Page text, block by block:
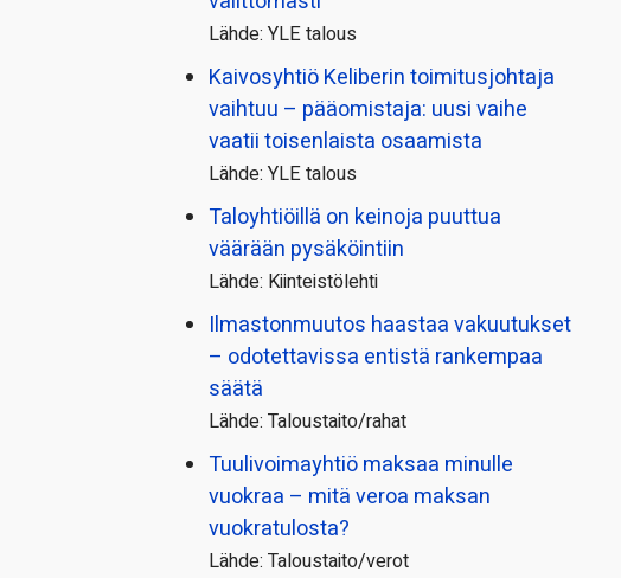
Lähde: YLE talous
Kaivosyhtiö Keliberin toimitusjohtaja
vaihtuu – pääomistaja: uusi vaihe
vaatii toisenlaista osaamista
Lähde: YLE talous
Taloyhtiöillä on keinoja puuttua
väärään pysäköintiin
Lähde: Kiinteistölehti
Ilmastonmuutos haastaa vakuutukset
– odotettavissa entistä rankempaa
säätä
Lähde: Taloustaito/rahat
Tuulivoimayhtiö maksaa minulle
vuokraa – mitä veroa maksan
vuokratulosta?
Lähde: Taloustaito/verot